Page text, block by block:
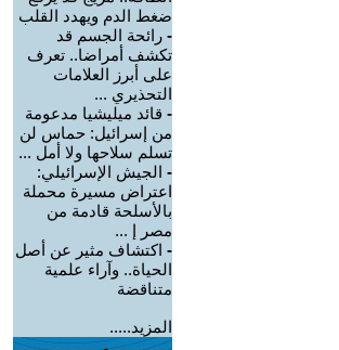
ضغط الدم ويهدد القلب
- رائحة الجسم قد
تكشف أمراضا.. تعرف
على أبرز العلامات
التحذيري ...
- قائد ميليشيا مدعومة
من إسرائيل: حماس لن
تسلم سلاحها ولا أمل ...
- الجيش الإسرائيلي:
اعتراض مسيرة محملة
بالأسلحة قادمة من
مصر إ ...
- اكتشاف مثير عن أصل
الحياة.. وآراء علمية
متناقضة
المزيد.....